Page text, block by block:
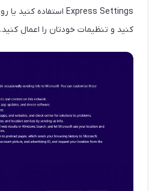
کنید و تنظیمات خودتان را اعمال کنید.